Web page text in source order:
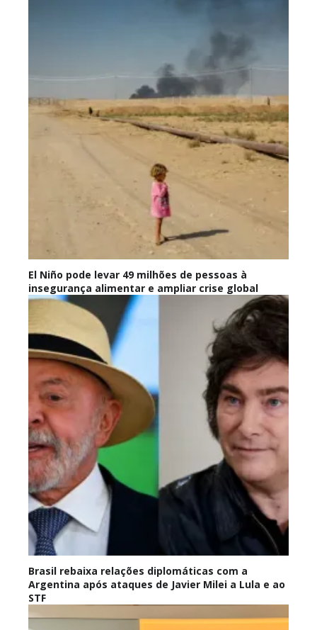
El Niño pode levar 49 milhões de pessoas à
insegurança alimentar e ampliar crise global
Brasil rebaixa relações diplomáticas com a
Argentina após ataques de Javier Milei a Lula e ao
STF